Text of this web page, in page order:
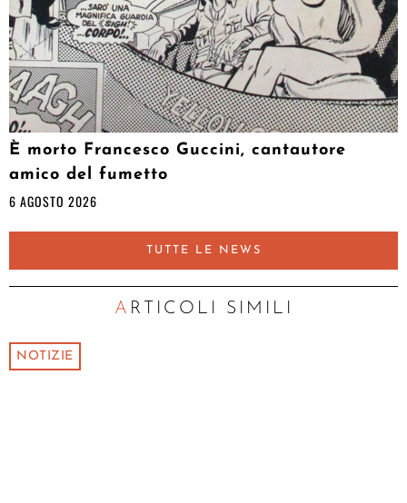
È morto Francesco Guccini, cantautore
amico del fumetto
6 AGOSTO 2026
TUTTE LE NEWS
ARTICOLI SIMILI
NOTIZIE